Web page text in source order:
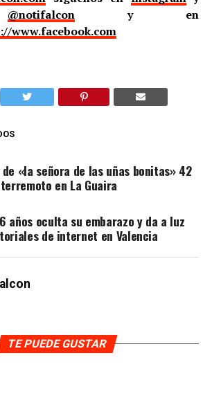
@notifalcony en
www.facebook.com
«la señora de las uñas bonitas» 42
en La Guaira
años oculta su embarazo y da a luz
de internet en Valencia
TE PUEDE GUSTAR